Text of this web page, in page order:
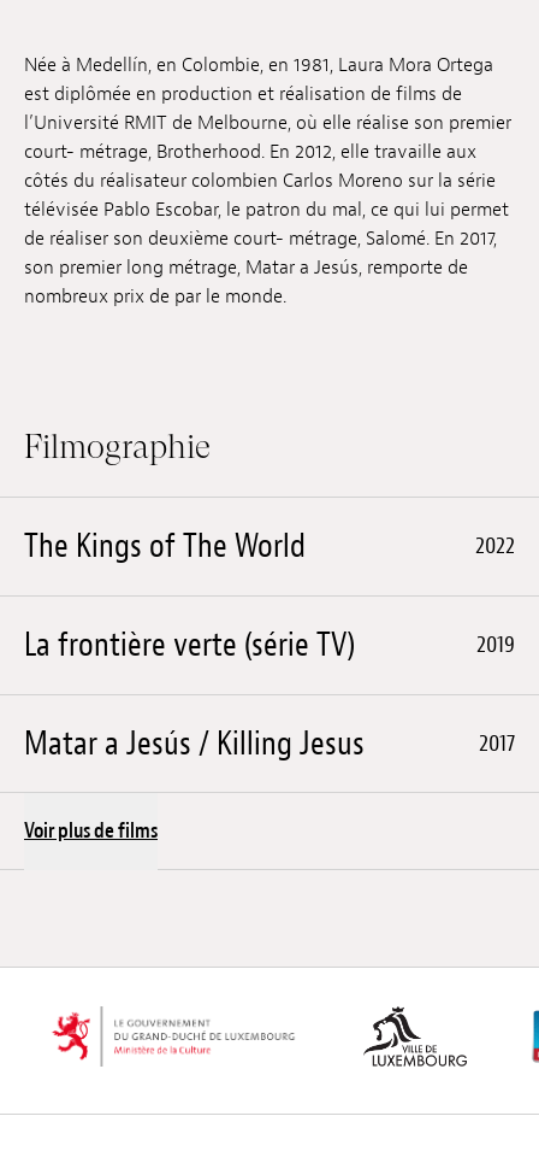
Archives
Publications
Née à Medellín, en Colombie, en 1981, Laura Mora Ortega
est diplômée en production et réalisation de films de
l’Université RMIT de Melbourne, où elle réalise son premier
court- métrage, Brotherhood. En 2012, elle travaille aux
côtés du réalisateur colombien Carlos Moreno sur la série
télévisée Pablo Escobar, le patron du mal, ce qui lui permet
de réaliser son deuxième court- métrage, Salomé. En 2017,
son premier long métrage, Matar a Jesús, remporte de
nombreux prix de par le monde.
Filmographie
The Kings of The World 2022
La frontière verte (série TV) 2019
Matar a Jesús / Killing Jesus 2017
Voir plus de films